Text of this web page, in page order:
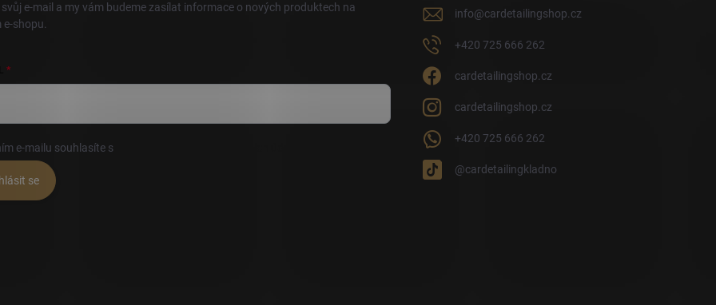
e-mail a my vám budeme zasílat informace o nových produktech na
shopu.
e-mailu souhlasíte s
se
info@cardetailingshop.cz
+420 725 666 262
cardetailingshop.cz
cardetailingshop.cz
+420 725 666 262
@cardetailingkladno